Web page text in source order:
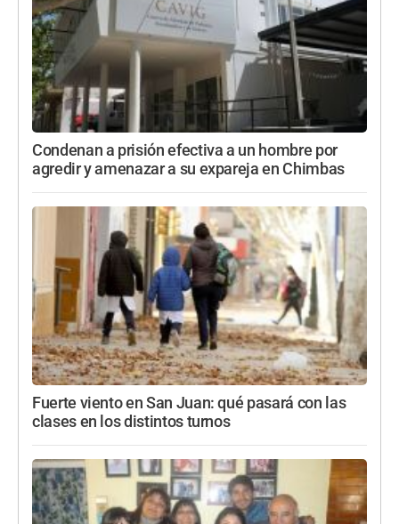
Condenan a prisión efectiva a un hombre por
agredir y amenazar a su expareja en Chimbas
Fuerte viento en San Juan: qué pasará con las
clases en los distintos turnos